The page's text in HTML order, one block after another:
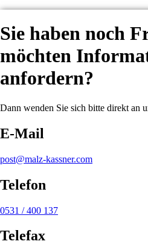
Sie haben noch
möchten
anfordern?
Dann wenden Sie sich bitte direkt an
E-Mail
post@malz-kassner.com
Telefon
0531 / 400 137
Telefax